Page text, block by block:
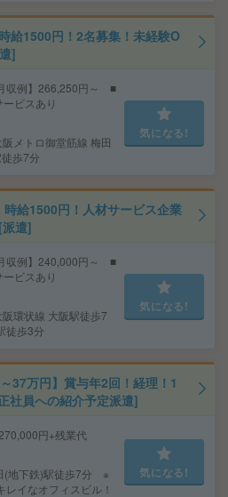
給1500円！2名募集！未経験O
]
収例】266,250円～ ■
ビスあり
メトロ御堂筋線 梅田
歩7分
気になる!
給1500円！人材サービス企業
遣]
収例】240,000円～ ■
ビスあり
環状線 大阪駅徒歩7
徒歩3分
気になる!
37万円】賞与年2回！経理！1
社員への紹介予定派遣]
円+残業代
(地下鉄)駅徒歩7分 ※
イなオフィスビル！
気になる!